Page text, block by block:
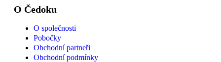
O Čedoku
O společnosti
Pobočky
Obchodní partneři
Obchodní podmínky